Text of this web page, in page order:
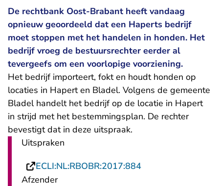
De rechtbank Oost-Brabant heeft vandaag
opnieuw geoordeeld dat een Haperts bedrijf
moet stoppen met het handelen in honden. Het
bedrijf vroeg de bestuursrechter eerder al
tevergeefs om een voorlopige voorziening.
Het bedrijf importeert, fokt en houdt honden op
locaties in Hapert en Bladel. Volgens de gemeente
Bladel handelt het bedrijf op de locatie in Hapert
in strijd met het bestemmingsplan. De rechter
bevestigt dat in deze uitspraak.
Uitspraken
ECLI:NL:RBOBR:2017:884- U verlaat
Afzender